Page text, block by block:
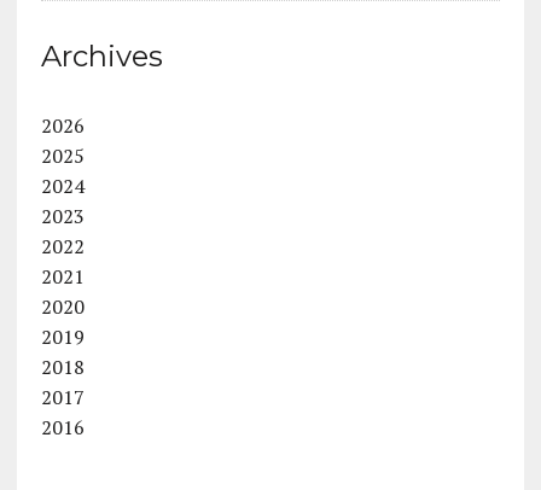
Archives
2026
2025
2024
2023
2022
2021
2020
2019
2018
2017
2016